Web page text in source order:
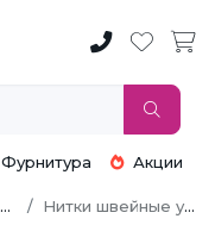
Фурнитура Акции
Нитки швейные универсальные